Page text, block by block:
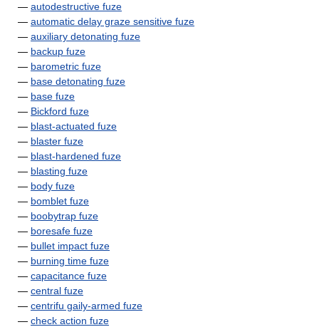
— autodestructive fuze
— automatic delay graze sensitive fuze
— auxiliary detonating fuze
— backup fuze
— barometric fuze
— base detonating fuze
— base fuze
— Bickford fuze
— blast-actuated fuze
— blaster fuze
— blast-hardened fuze
— blasting fuze
— body fuze
— bomblet fuze
— boobytrap fuze
— boresafe fuze
— bullet impact fuze
— burning time fuze
— capacitance fuze
— central fuze
— centrifu gaily-armed fuze
— check action fuze